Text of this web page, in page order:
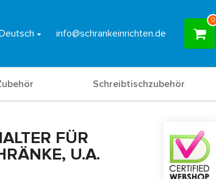
Deutsch info@schrankeinrichten.de
0
Schreibtischzubehör
FÜR
U.A.